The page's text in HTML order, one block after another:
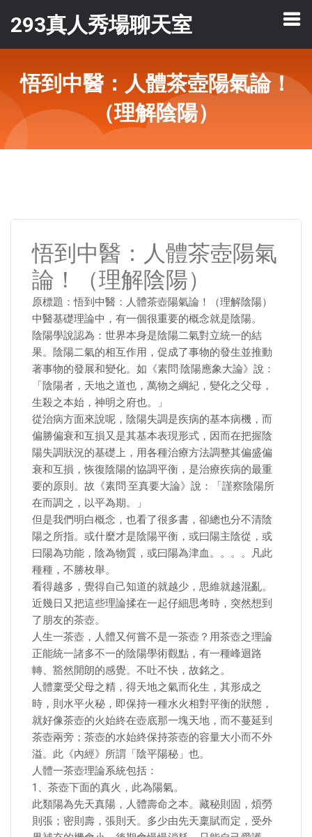
293真人秀場聊天室
悟到中醫：人體茶壺陽氣論！
（理解陰陽）
悟到中醫：人體茶壺陽氣
論！（理解陰陽）
原標題：悟到中醫：人體茶壺陽氣論！（理解陰陽）
中醫基礎理論中，有一個很重要的概念就是陰陽。
陰陽學說認為：世界本身是陰陽二氣對立統一的結
果。陰陽二氣的相互作用，促成了事物的發生並推動
著事物的發展和變化。如《素問·陰陽應象大論》說：
「陰陽者，天地之道也，萬物之綱紀，變化之父母，
生殺之本始，神明之府也。」
從治病方面來說呢，陰陽失調是疾病的基本病機，而
偏勝偏衰和互損又是其基本表現形式，因而在把握陰
陽失調狀況的基礎上，用各種治療方法調整其偏盛偏
衰和互損，恢復陰陽的協調平衡，是治療疾病的最重
要的原則。故《素問·至真要大論》說：「謹察陰陽所
在而調之，以平為期。」
但是我們明白概念，也看了很多書，卻總也分不清陰
陽之所指。或什麼才是陰陽平衡，或曰陽主陰從，或
曰陽為功能，陰為物質，或曰陽為津血。。。。凡此
種種，不勝枚舉。
看得越多，覺得自己知道的就越少，思維就越混亂。
近幾日又把這些理論揉在一起仔細思考時，突然想到
了朋友的茶壺。
人生一茶壺，人體又何嘗不是一茶壺？用茶壺之理論
正能統一諸多不一的陰陽學術觀點，有一種峰迴路
轉、豁然開朗的感覺。不吐不快，故銘之。
人體稟受父母之精，得天地之氣而化生，其形成之
時，則水平火秘，即保持一種水火相對平衡的狀態，
就好像茶壺的火始終在壺底那一塊天地，而不蔓延到
茶壺兩旁；茶壺的水始終保持茶壺的容量大小而不外
溢。此《內經》所謂「陰平陽秘」也。
人體一茶壺理論系統包括：
1、茶壺下面的真火，此為陽氣。
此類陽為先天真陽，人體壽命之本。藏秘則固，煩勞
則張；密則壽，張則夭。多少由先天稟賦而定，受外